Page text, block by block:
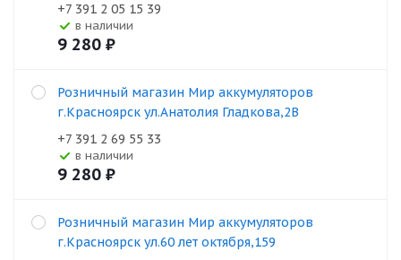
+7 391 2 05 15 39
В наличии
9 280 ₽
Розничный магазин Мир аккумуляторов
г.Красноярск ул.Анатолия Гладкова,2В
+7 391 2 69 55 33
В наличии
9 280 ₽
Розничный магазин Мир аккумуляторов
г.Красноярск ул.60 лет октября,159